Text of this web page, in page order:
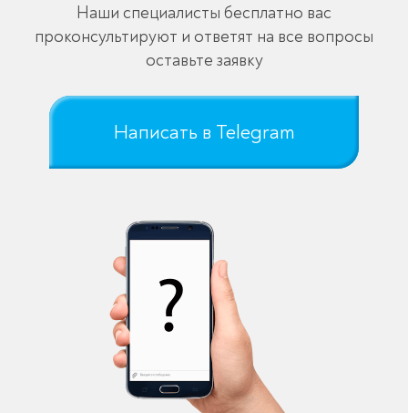
Наши специалисты бесплатно вас
проконсультируют и ответят на все вопросы
оставьте заявку
Написать в Telegram